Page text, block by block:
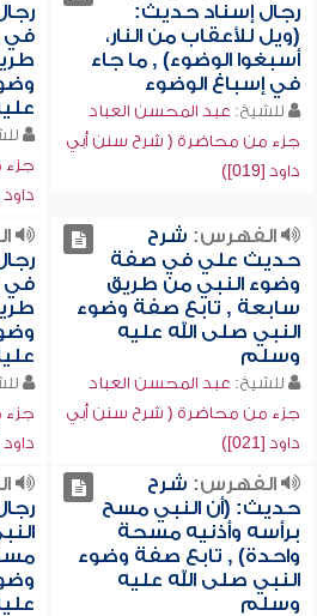
رجال إسناد حديث:
(ويل للأعقاب من النار،
أسبغوا الوضوء) , ما جاء
في إسباغ الوضوء
للشيخ: عبد المحسن العباد
جزء من محاضرة ( شرح سنن أبي
داود [019])
في
جزء
داود
الفهرس: شرح
حديث علي في صفة
وضوء النبي من طريق
سابعة , تابع صفة وضوء
النبي صلى الله عليه
وسلم
للشيخ: عبد المحسن العباد
جزء من محاضرة ( شرح سنن أبي
داود [021])
في
جزء
داود
الفهرس: شرح
حديث: (أن النبي مسح
برأسه وأذنيه مسحة
واحدة) , تابع صفة وضوء
النبي صلى الله عليه
وسلم